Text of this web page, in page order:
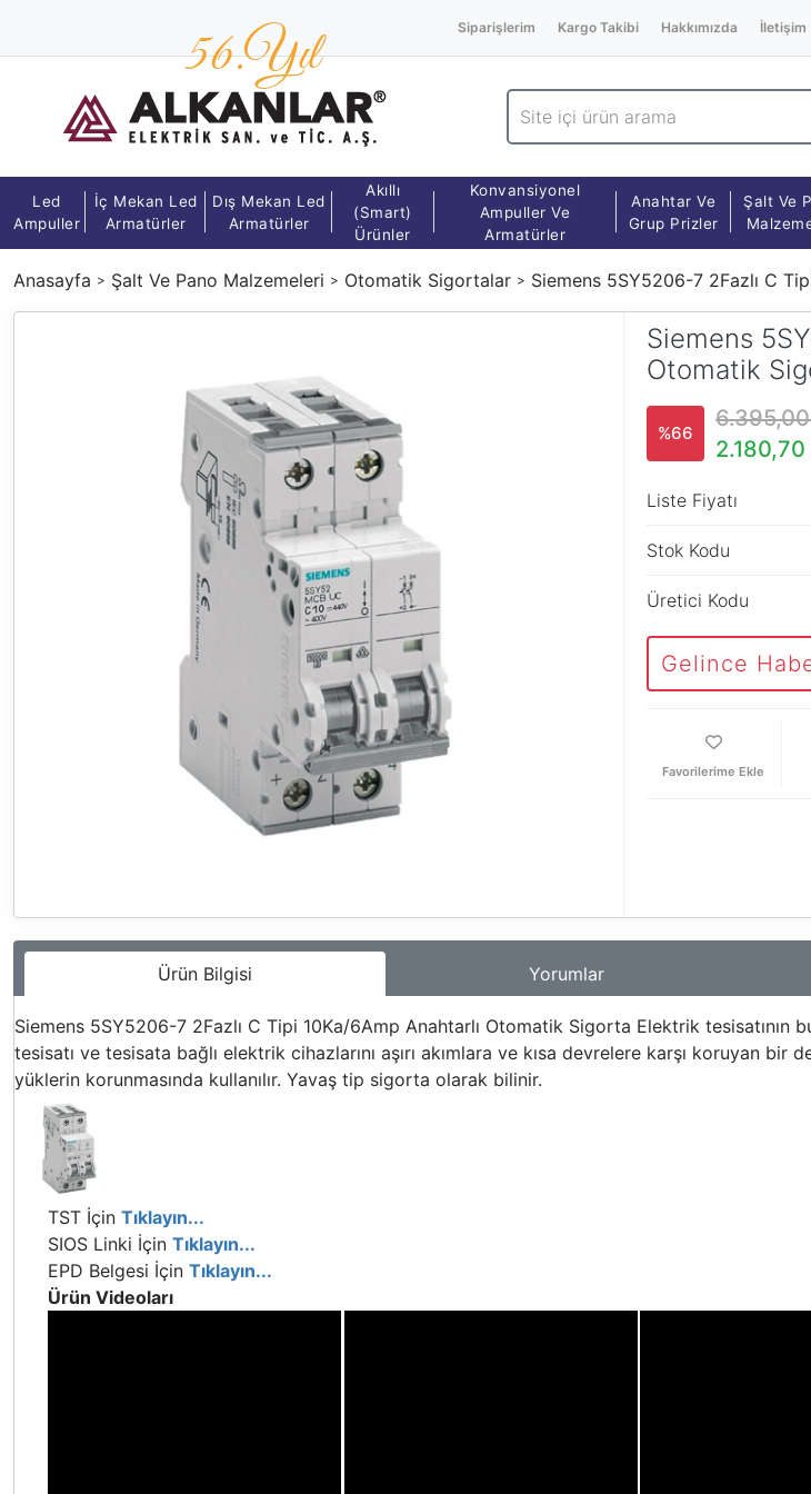
Siparişlerim Kargo Takibi Hakkımızda İletişim
Led
Ampuller
İç Mekan Led
Armatürler
Dış Mekan Led
Armatürler
Akıllı
(Smart)
Ürünler
Konvansiyonel
Ampuller Ve
Armatürler
Anahtar Ve
Grup Prizler
Şalt Ve
Anasayfa Şalt Ve Pano Malzemeleri Otomatik Sigortalar Siemens 5SY5206-7 2Fazlı C
Siemens
Otomatik
%66
2.180,70
Liste Fiyatı
Stok Kodu
Üretici Kodu
Gelince
Ürün Bilgisi Yorumlar
Siemens 5SY5206-7 2Fazlı C Tipi 10Ka/6Amp Anahtarlı Otomatik Sigorta Elektrik
tesisatı ve tesisata bağlı elektrik cihazlarını aşırı akımlara ve kısa devrelere karşı koruyan
yüklerin korunmasında kullanılır. Yavaş tip sigorta olarak bilinir.
TST İçin Tıklayın...
SIOS Linki İçin Tıklayın...
EPD Belgesi İçin Tıklayın...
Ürün Videoları